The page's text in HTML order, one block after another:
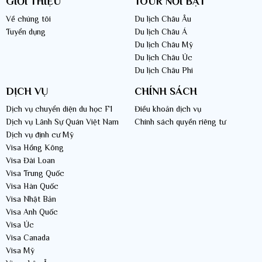
LVT Group chuyên Tour du lịch Bồ Đào Nha chất lượng cao
>> Giới thiệu Công ty du lịch LVT Group chuyên Tour Bồ Đào Nha giá
tốt:
Về chúng tôi
Tuyển dụng
Du lịch Châu Âu
Du lịch Châu Á
Du lịch Châu Mỹ
Du lịch Châu Úc
Du lịch Châu Phi
DỊCH VỤ
Dịch vụ chuyển diện du học F1
Dịch vụ Lãnh Sự Quán Việt Nam
Dịch vụ định cư Mỹ
Visa Hồng Kông
Visa Đài Loan
Visa Trung Quốc
Visa Hàn Quốc
Visa Nhật Bản
Visa Anh Quốc
Visa Úc
Visa Canada
Visa Mỹ
CHÍNH SÁCH
Điều khoản dịch vụ
Chính sách quyền riêng tư